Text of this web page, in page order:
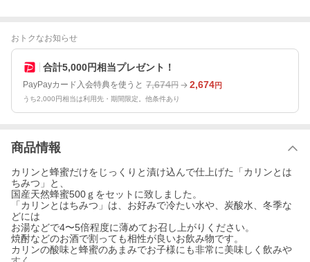
おトクなお知らせ
合計5,000円相当プレゼント！
PayPayカード入会特典を使うと 7,674円 2,674円
うち2,000円相当は利用先・期間限定。他条件あり
商品情報
カリンと蜂蜜だけをじっくりと漬け込んで仕上げた「カリンとは
ちみつ」と、
国産天然蜂蜜500ｇをセットに致しました。
「カリンとはちみつ」は、お好みで冷たい水や、炭酸水、冬季な
どには
お湯などで4〜5倍程度に薄めてお召し上がりください。
焼酎などのお酒で割っても相性が良いお飲み物です。
カリンの酸味と蜂蜜のあまみでお子様にも非常に美味しく飲みや